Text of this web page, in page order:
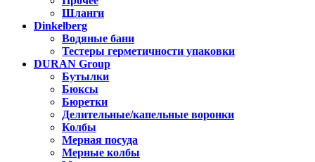
Шланги
Dinkelberg
Водяные бани
Тестеры герметичности упаковки
DURAN Group
Бутылки
Бюксы
Бюретки
Делительные/капельные воронки
Колбы
Мерная посуда
Мерные колбы